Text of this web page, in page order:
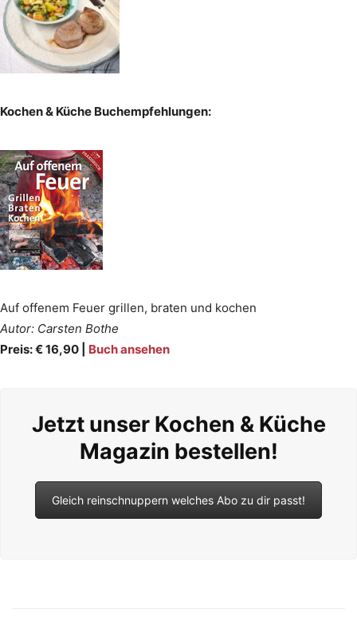
Kochen & Küche Buchempfehlungen:
Auf offenem Feuer grillen, braten und kochen
Autor: Carsten Bothe
Preis: € 16,90 | Buch ansehen
Jetzt unser Kochen & Küche
Magazin bestellen!
Gleich reinschnuppern welches Abo zu dir passt!